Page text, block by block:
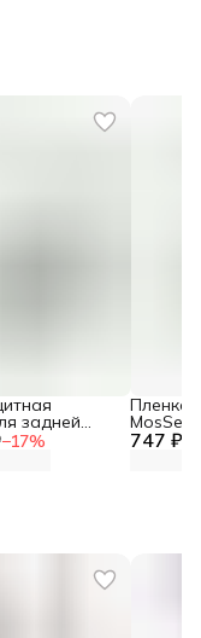
−17%
задней
747 ₽
Пленка
панели